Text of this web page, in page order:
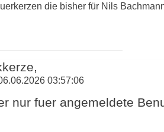
die bisher für Nils
03:57:06
nur fuer angemeldete